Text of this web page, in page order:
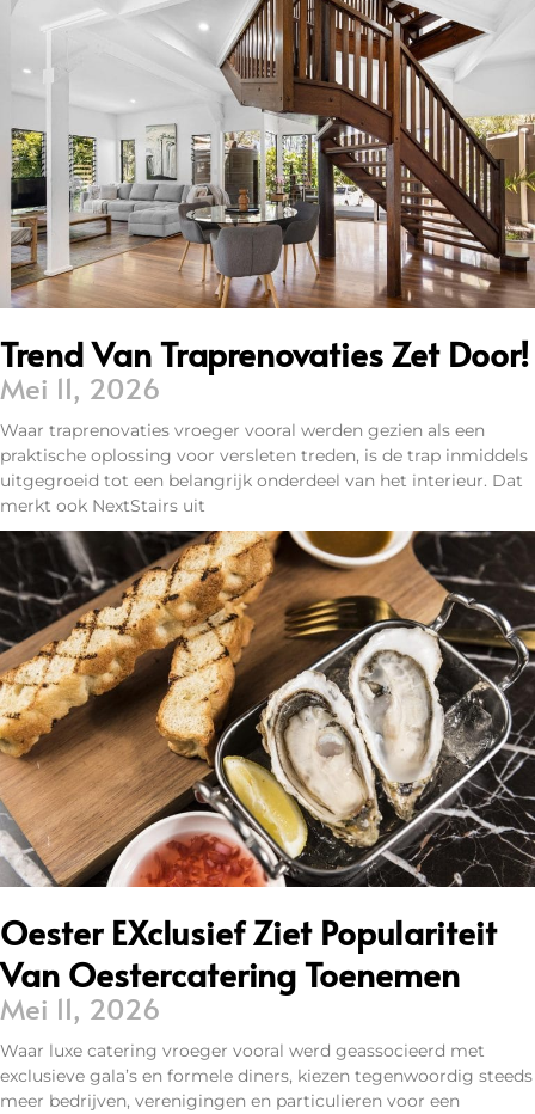
Trend Van Traprenovaties Zet Door!
Mei 11, 2026
Waar traprenovaties vroeger vooral werden gezien als een
praktische oplossing voor versleten treden, is de trap inmiddels
uitgegroeid tot een belangrijk onderdeel van het interieur. Dat
merkt ook NextStairs uit
Oester EXclusief Ziet Populariteit
Van Oestercatering Toenemen
Mei 11, 2026
Waar luxe catering vroeger vooral werd geassocieerd met
exclusieve gala’s en formele diners, kiezen tegenwoordig steeds
meer bedrijven, verenigingen en particulieren voor een